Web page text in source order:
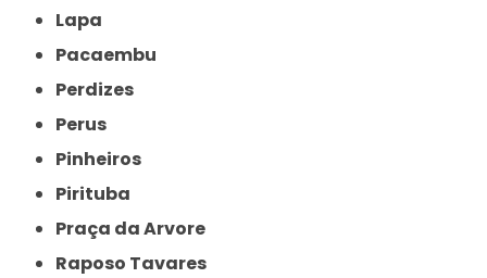
Lapa
Pacaembu
Perdizes
Perus
Pinheiros
Pirituba
Praça da Arvore
Raposo Tavares